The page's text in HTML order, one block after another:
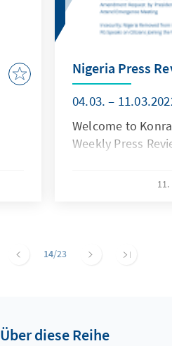
Nigeria Press
04.03. –
Welcome to
Weekly Press
14/23
Über diese Reihe